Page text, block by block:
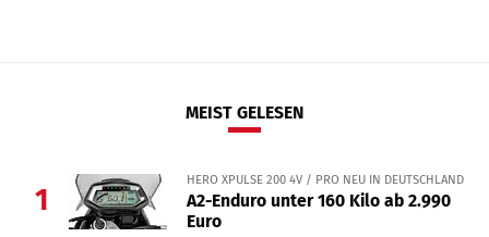
MEIST GELESEN
1
HERO XPULSE 200 4V / PRO NEU IN DEUTSCHLAND
A2-Enduro unter 160 Kilo ab 2.990
Euro